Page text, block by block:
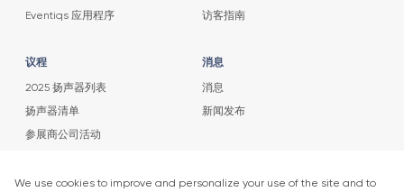
Eventiqs 应用程序 访客指南
议程
2025 扬声器列表
扬声器清单
参展商公司活动
消息
消息
新闻发布
取得联系